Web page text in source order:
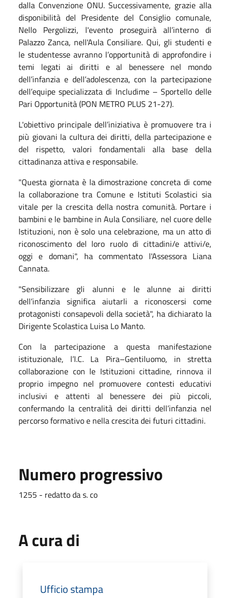
dalla Convenzione ONU. Successivamente, grazie alla
disponibilità del Presidente del Consiglio comunale,
Nello Pergolizzi, l'evento proseguirà all’interno di
Palazzo Zanca, nell'Aula Consiliare. Qui, gli studenti e
le studentesse avranno l’opportunità di approfondire i
temi legati ai diritti e al benessere nel mondo
dell’infanzia e dell’adolescenza, con la partecipazione
dell’equipe specializzata di Includime – Sportello delle
Pari Opportunità (PON METRO PLUS 21-27).
L'obiettivo principale dell’iniziativa è promuovere tra i
più giovani la cultura dei diritti, della partecipazione e
del rispetto, valori fondamentali alla base della
cittadinanza attiva e responsabile.
"Questa giornata è la dimostrazione concreta di come
la collaborazione tra Comune e Istituti Scolastici sia
vitale per la crescita della nostra comunità. Portare i
bambini e le bambine in Aula Consiliare, nel cuore delle
Istituzioni, non è solo una celebrazione, ma un atto di
riconoscimento del loro ruolo di cittadini/e attivi/e,
oggi e domani", ha commentato l'Assessora Liana
Cannata.
"Sensibilizzare gli alunni e le alunne ai diritti
dell’infanzia significa aiutarli a riconoscersi come
protagonisti consapevoli della società", ha dichiarato la
Dirigente Scolastica Luisa Lo Manto.
Con la partecipazione a questa manifestazione
istituzionale, l’I.C. La Pira–Gentiluomo, in stretta
collaborazione con le Istituzioni cittadine, rinnova il
proprio impegno nel promuovere contesti educativi
inclusivi e attenti al benessere dei più piccoli,
confermando la centralità dei diritti dell’infanzia nel
percorso formativo e nella crescita dei futuri cittadini.
Numero progressivo
1255 - redatto da s. co
A cura di
Ufficio stampa